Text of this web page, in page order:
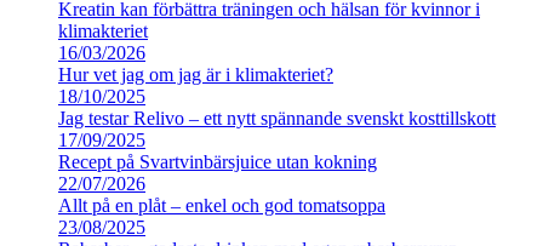
Kreatin kan förbättra träningen och hälsan för kvinnor i
klimakteriet
16/03/2026
Hur vet jag om jag är i klimakteriet?
18/10/2025
Jag testar Relivo – ett nytt spännande svenskt kosttillskott
17/09/2025
Recept på Svartvinbärsjuice utan kokning
22/07/2026
Allt på en plåt – enkel och god tomatsoppa
23/08/2025